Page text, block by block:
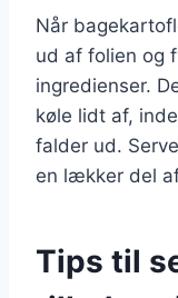
Når
ud af folien og
ingredienser.
køle lidt af,
falder ud.
en lækker del
Tips til